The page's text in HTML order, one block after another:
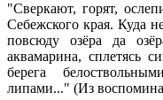
"Сверкают, горят,
Себежского края. Куда
повсюду озёра да
аквамарина, сплетясь
берега
липами..." (Из